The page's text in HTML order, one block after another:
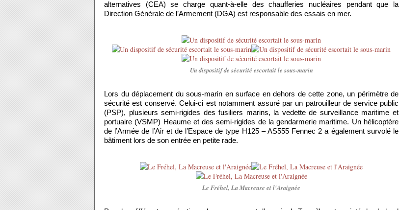
alternatives (CEA) se charge quant-à-elle des chaufferies nucléaires pendant que la
Direction Générale de l’Armement (DGA) est responsable des essais en mer.
Un dispositif de sécurité escortait le sous-marin
Lors du déplacement du sous-marin en surface en dehors de cette zone, un périmètre de
sécurité est conservé. Celui-ci est notamment assuré par un patrouilleur de service public
(PSP), plusieurs semi-rigides des fusiliers marins, la vedette de surveillance maritime et
portuaire (VSMP) Heaume et des semi-rigides de la gendarmerie maritime. Un hélicoptère
de l’Armée de l’Air et de l’Espace de type H125 – AS555 Fennec 2 a également survolé le
bâtiment lors de son entrée en petite rade.
Le Fréhel, La Macreuse et l'Araignée